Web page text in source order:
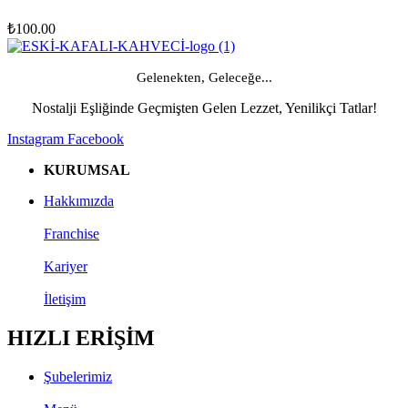
₺100.00
Gelenekten, Geleceğe...
Nostalji Eşliğinde Geçmişten Gelen Lezzet, Yenilikçi Tatlar!
Instagram Facebook
KURUMSAL
Hakkımızda
Franchise
Kariyer
İletişim
HIZLI ERİŞİM
Şubelerimiz